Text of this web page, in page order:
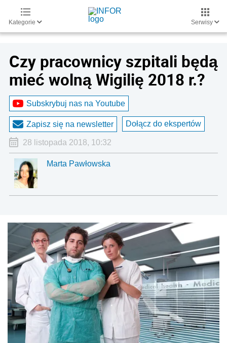
Kategorie Serwisy
Czy pracownicy szpitali będą
mieć wolną Wigilię 2018 r.?
Subskrybuj nas na Youtube
Zapisz się na newsletter Dołącz do ekspertów
28 listopada 2018, 10:32
Marta Pawłowska